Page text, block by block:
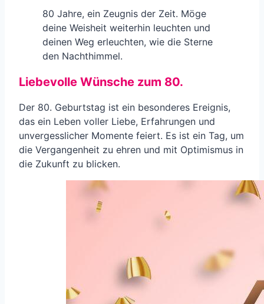
80 Jahre, ein Zeugnis der Zeit. Möge
deine Weisheit weiterhin leuchten und
deinen Weg erleuchten, wie die Sterne
den Nachthimmel.
Liebevolle Wünsche zum 80.
Der 80. Geburtstag ist ein besonderes Ereignis,
das ein Leben voller Liebe, Erfahrungen und
unvergesslicher Momente feiert. Es ist ein Tag, um
die Vergangenheit zu ehren und mit Optimismus in
die Zukunft zu blicken.